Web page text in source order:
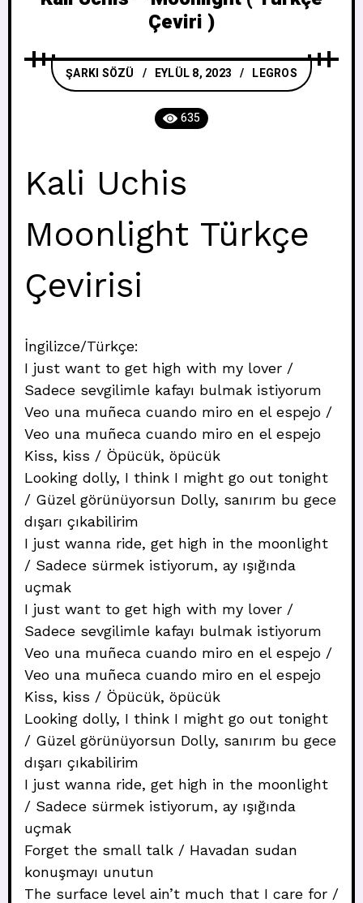
Çeviri )
ŞARKI SÖZÜ EYLÜL 8, 2023 LEGROS
635
Kali Uchis
Moonlight Türkçe
Çevirisi
İngilizce/Türkçe:
I just want to get high with my lover /
Sadece sevgilimle kafayı bulmak istiyorum
Veo una muñeca cuando miro en el espejo /
Veo una muñeca cuando miro en el espejo
Kiss, kiss / Öpücük, öpücük
Looking dolly, I think I might go out tonight
/ Güzel görünüyorsun Dolly, sanırım bu gece
dışarı çıkabilirim
I just wanna ride, get high in the moonlight
/ Sadece sürmek istiyorum, ay ışığında
uçmak
I just want to get high with my lover /
Sadece sevgilimle kafayı bulmak istiyorum
Veo una muñeca cuando miro en el espejo /
Veo una muñeca cuando miro en el espejo
Kiss, kiss / Öpücük, öpücük
Looking dolly, I think I might go out tonight
/ Güzel görünüyorsun Dolly, sanırım bu gece
dışarı çıkabilirim
I just wanna ride, get high in the moonlight
/ Sadece sürmek istiyorum, ay ışığında
uçmak
Forget the small talk / Havadan sudan
konuşmayı unutun
The surface level ain’t much that I care for /